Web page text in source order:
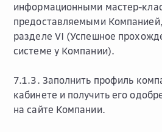
информационными мастер-
предоставляемыми
разделе VI (Успешное
системе у Компании).
7.1.3. Заполнить профиль
кабинете и получить его
на сайте Компании.